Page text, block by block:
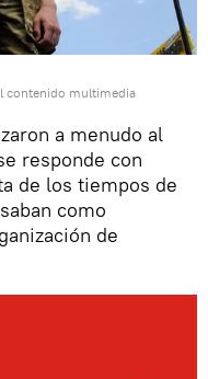
contenido multimedia
a menudo al
responde con
de los tiempos de
como
de